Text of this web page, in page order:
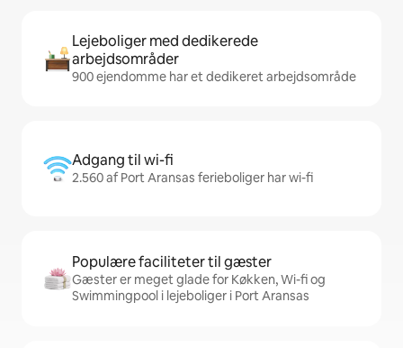
Lejeboliger med dedikerede
arbejdsområder
900 ejendomme har et dedikeret arbejdsområde
Adgang til wi-fi
2.560 af Port Aransas ferieboliger har wi-fi
Populære faciliteter til gæster
Gæster er meget glade for Køkken, Wi-fi og
Swimmingpool i lejeboliger i Port Aransas